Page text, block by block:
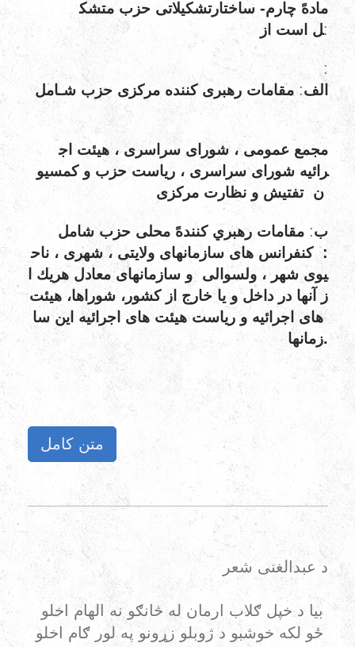
مادهً چارم- ساختارتشکیلاتی حزب متشك
ل
است از :
:
الف:مقامات رهبری كننده مركزی حزب شـامل
مجمع عمومی ، شورای سراسری ، هيئت اج
رائيه شورای سراسری ، رياست حزب و كمسيو
ن
تفتيش و نظارت مركزی
ب:مقامات رهبري كنندهً محلی حزب شامل
: كنفرانس های سازمانهای ولايتی ، شهری ، ناح
يوی شهر ، ولسوالی و سازمانهای معادل هريك
ز
آنها در داخل و يا خارج از كشور، شوراها، هيئت
های اجرائيه و رياست هيئت های اجرائيه اين سا
زمانها.
متن کامل
د عبدالغنی شعر
بیا د خپل ګلاب ارمان له څانګو نه الهام اخلو
ځو لکه خوشبو د ژوبلو زړونو په لور ګام اخلو